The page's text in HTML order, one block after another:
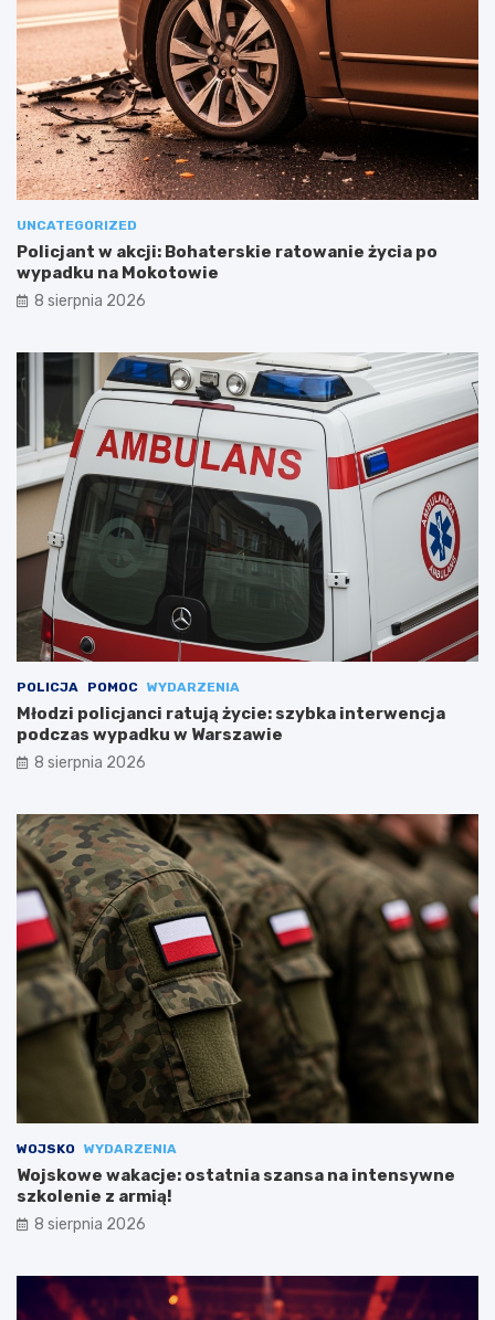
UNCATEGORIZED
Policjant w akcji: Bohaterskie ratowanie życia po
wypadku na Mokotowie
8 sierpnia 2026
POLICJA POMOC WYDARZENIA
Młodzi policjanci ratują życie: szybka interwencja
podczas wypadku w Warszawie
8 sierpnia 2026
WOJSKO WYDARZENIA
Wojskowe wakacje: ostatnia szansa na intensywne
szkolenie z armią!
8 sierpnia 2026